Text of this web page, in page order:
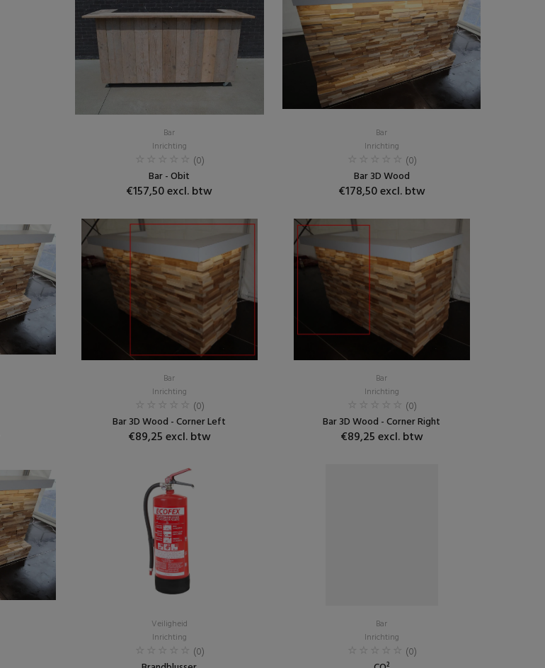
Bar
Inrichting
(0)
Bar - Obit
€157,50 excl. btw
Bar
Inrichting
(0)
Bar 3D Wood
€178,50 excl. btw
Bar
Inrichting
(0)
Bar 3D Wood - Corner Left
€89,25 excl. btw
Bar
Inrichting
(0)
Bar 3D Wood - Corner Right
€89,25 excl. btw
Veiligheid
Inrichting
(0)
Bar
Inrichting
(0)